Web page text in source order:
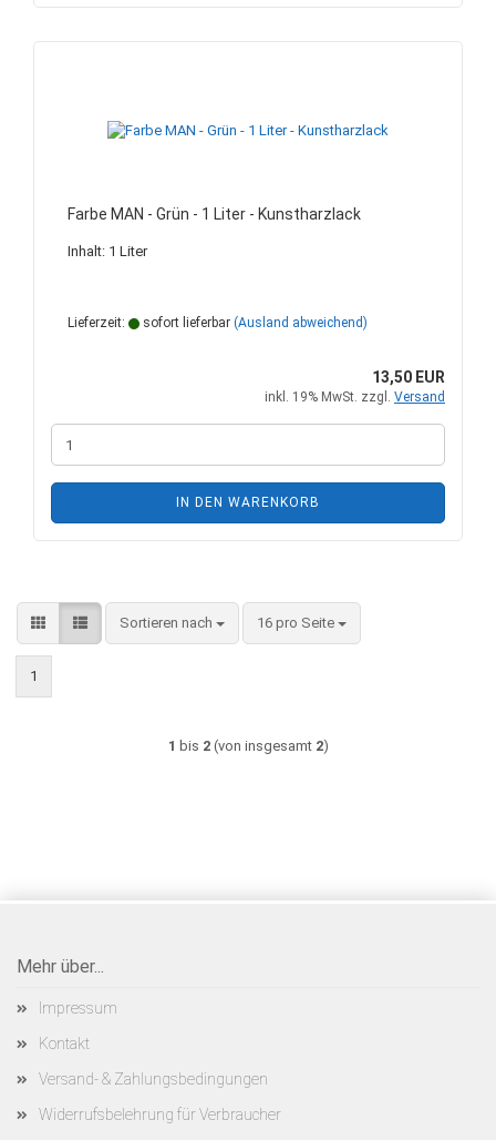
Farbe MAN - Grün - 1 Liter - Kunstharzlack
Inhalt: 1 Liter
Lieferzeit: sofort lieferbar (Ausland abweichend)
13,50 EUR
inkl. 19% MwSt. zzgl. Versand
IN DEN WARENKORB
Sortieren nach
Sortieren nach 16 pro Seite
pro Seite
1
1 bis 2(von insgesamt 2)
Mehr über...
Impressum
Kontakt
Versand- & Zahlungsbedingungen
Widerrufsbelehrung für Verbraucher